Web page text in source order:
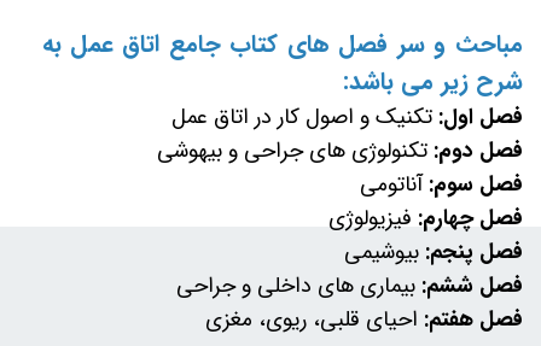
مباحث و سر فصل های کتاب جامع اتاق عمل به
شرح زیر می باشد:
فصل اول: تکنیک و اصول کار در اتاق عمل
فصل دوم: تکنولوژی های جراحی و بیهوشی
فصل سوم: آناتومی
فصل چهارم: فیزیولوژی
فصل پنجم: بیوشیمی
فصل ششم: بیماری های داخلی و جراحی
فصل هفتم: احیای قلبی، ریوی، مغزی